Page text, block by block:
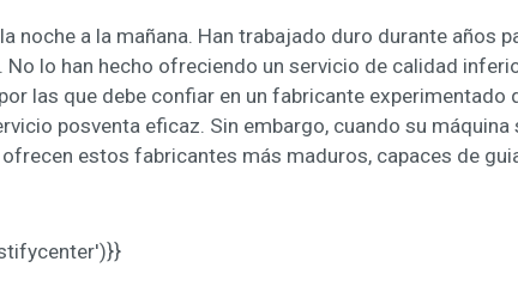
noche a la mañana. Han trabajado duro durante años
. No lo han hecho ofreciendo un servicio de calidad
las que debe confiar en un fabricante
posventa eficaz. Sin embargo, cuando su
estos fabricantes más maduros, capaces de